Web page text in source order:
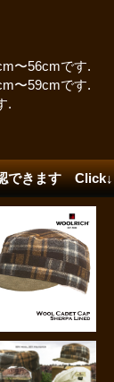
〜56cmです.
〜59cmです.
.
できます Click↓